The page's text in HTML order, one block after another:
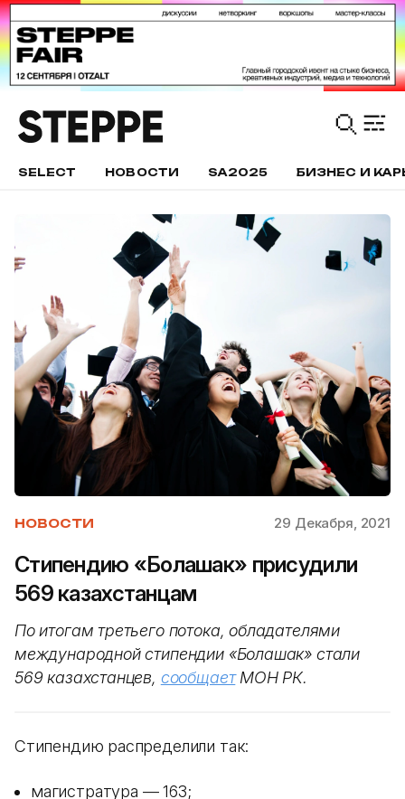
SELECT НОВОСТИ SA2025 БИЗНЕС И
НОВОСТИ 29 Декабря, 2021
Стипендию «Болашак» присудили
569 казахстанцам
По итогам третьего потока, обладателями
международной стипендии «Болашак» стали
569 казахстанцев, сообщаетМОН РК.
Стипендию распределили так:
магистратура — 163;